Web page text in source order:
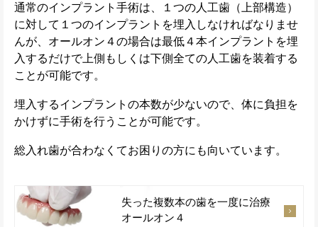
通常のインプラント手術は、１つの人工歯（上部構造）
に対して１つのインプラントを埋入しなければなりませ
んが、オールオン４の場合は最低４本インプラントを埋
入するだけで上側もしくは下側全ての人工歯を装着する
ことが可能です。
埋入するインプラントの本数が少ないので、体に負担を
かけずに手術を行うことが可能です。
総入れ歯が合わなくてお困りの方にも向いています。
失った複数本の歯を一度に治療
オールオン４